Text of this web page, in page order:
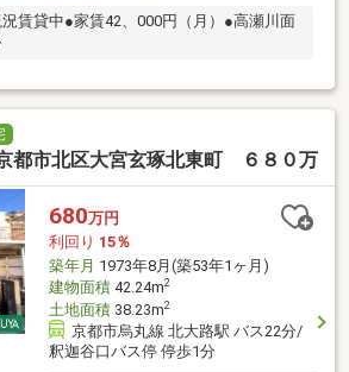
賃貸中●家賃42、000円（月）●高瀬川面
都市北区大宮玄琢北東町 ６８０万
680万円
利回り 15％
築年月 1973年8月(築53年1ヶ月)
建物面積42.24m2
土地面積38.23m2
京都市烏丸線 北大路駅 バス22分/
釈迦谷口バス停 停歩1分